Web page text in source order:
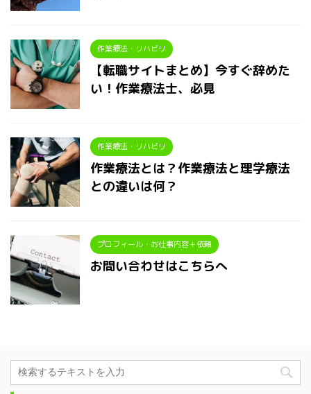
作業療法・リハビリ
【転職サイトまとめ】今すぐ辞めた
い！作業療法士、必見
作業療法・リハビリ
作業療法とは？作業療法と理学療法
との違いは何？
プロフィール・お仕事内容＋依頼
お問い合わせはこちらへ